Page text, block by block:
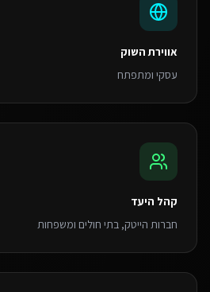
אווירת השוק
עסקי ומתפתח
קהל היעד
חברות הייטק, בתי חולים ומשפחות